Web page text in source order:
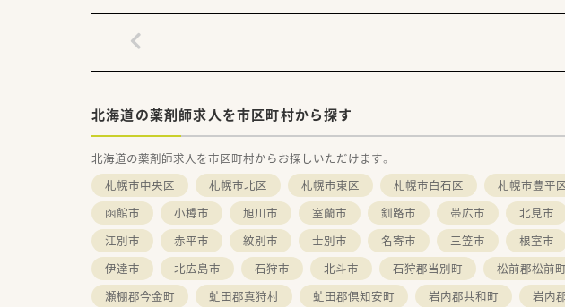
北海道の薬剤師求人を市区町村から探す
北海道の薬剤師求人を市区町村からお探しいただけます。
札幌市中央区
札幌市北区 札幌市東区 札幌市白石区 札幌市豊平
函館市
小樽市 旭川市 室蘭市 釧路市 帯広市 北見市
江別市
赤平市 紋別市 士別市 名寄市 三笠市 根室市
伊達市
北広島市 石狩市 北斗市 石狩郡当別町 松前郡松前町
瀬棚郡今金町
虻田郡真狩村 虻田郡倶知安町 岩内郡共和町 岩内